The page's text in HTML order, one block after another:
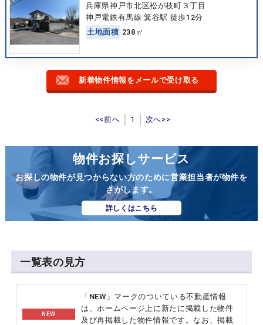
兵庫県神戸市北区松が枝町３丁目
神戸電鉄有馬線 箕谷駅 徒歩12分
土地面積 238㎡
新着物件情報をメールで受け取る
<<前へ 1 次へ>>
物件お探しサービス
お探しの物件が見つからない方のために営業担当者が物件を
さがします。
詳しくはこちら
一覧表の見方
NEW
「NEW」マークのついている不動産情報
は、ホームページ上に新たに掲載した物件
及び再掲載した物件情報です。なお、掲載